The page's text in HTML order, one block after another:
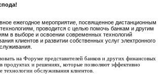
ежегодное мероприятие, посвященное дистанционным
проводится с целью помочь банкам и другим
в выборе и освоении современных технологий
клиентов и развитии собственных услуг электронного
на Форуме представителей банков и других финансовых
и решениях, которые позволяют эффективно
технологии обслуживания клиентов.